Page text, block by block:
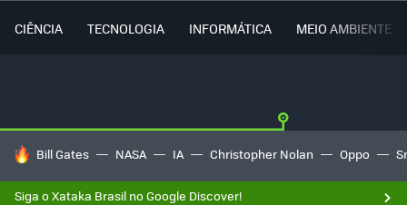
CIÊNCIA TECNOLOGIA INFORMÁTICA MEIO AMBIENTE
TENDÊNCIAS DO DIA
Bill Gates NASA IA Christopher Nolan Oppo
Siga o Xataka Brasil no Google Discover!